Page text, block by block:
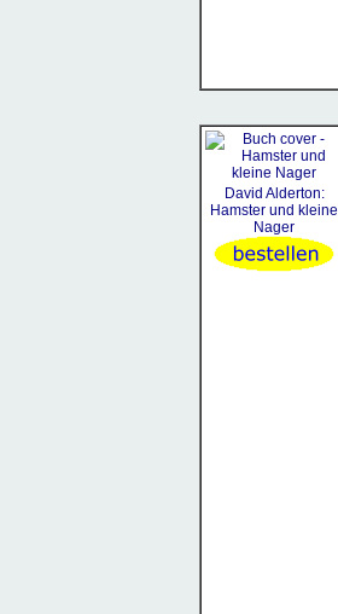
David Alderton:
Hamster und kleine
Nager